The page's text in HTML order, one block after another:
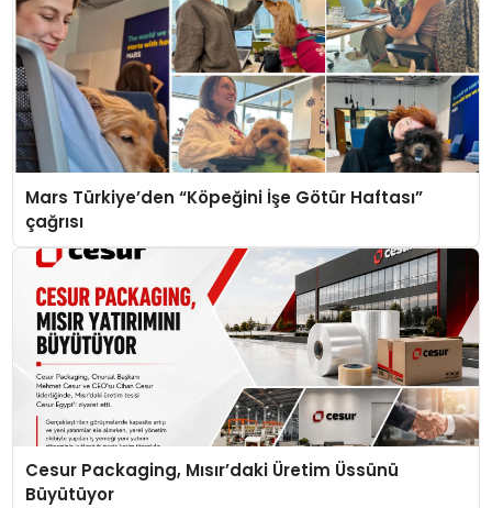
Mars Türkiye’den “Köpeğini İşe Götür Haftası”
çağrısı
Cesur Packaging, Mısır’daki Üretim Üssünü
Büyütüyor